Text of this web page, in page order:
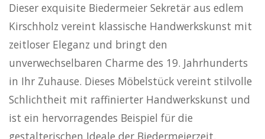
Dieser exquisite Biedermeier Sekretär aus edlem
Kirschholz vereint klassische Handwerkskunst mit
zeitloser Eleganz und bringt den
unverwechselbaren Charme des 19. Jahrhunderts
in Ihr Zuhause. Dieses Möbelstück vereint stilvolle
Schlichtheit mit raffinierter Handwerkskunst und
ist ein hervorragendes Beispiel für die
gestalterischen Ideale der Biedermeierzeit.